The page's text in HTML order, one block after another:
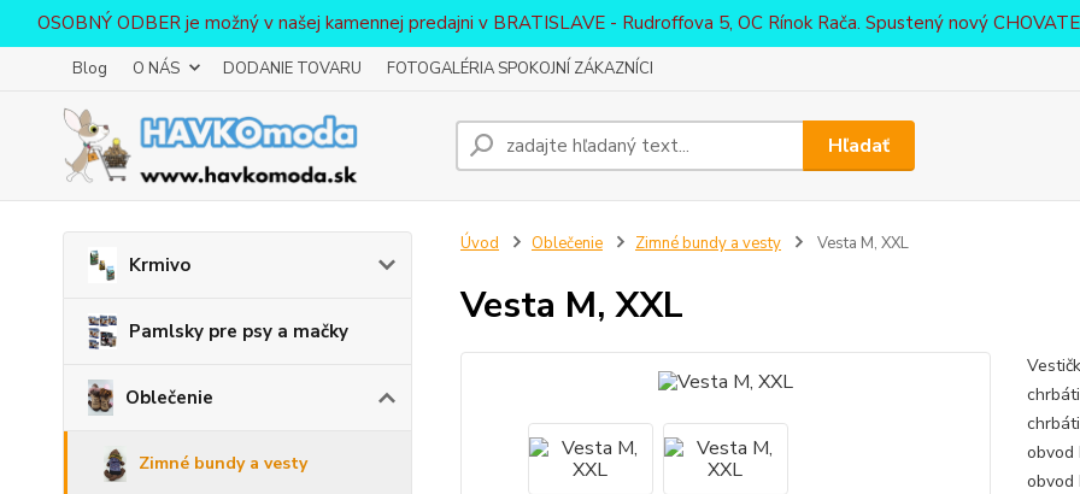
OSOBNÝ ODBER je možný v našej kamennej predajni v BRATISLAVE - Rudroffova 5, OC Rínok Rača. Spustený nový
Blog O NÁS DODANIE TOVARU FOTOGALÉRIA SPOKOJNÍ ZÁKAZNÍCI
Hľadať
Krmivo
Pamlsky pre psy a mačky
Oblečenie
Zimné bundy a vesty
Úvod Oblečenie Zimné bundy a vesty Vesta M, XXL
Vesta M, XXL
obvod
obvod